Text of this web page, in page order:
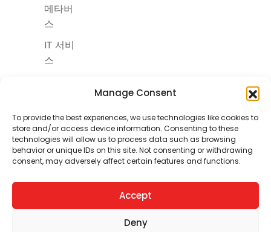
Manage Consent
To provide the best experiences, we use technologies like cookies to
store and/or access device information. Consenting to these
technologies will allow us to process data such as browsing
behavior or unique IDs on this site. Not consenting or withdrawing
consent, may adversely affect certain features and functions.
Accept
Deny
메타버
스
IT 서비
스
Copyright © itskorea, 2025
Terms and
Conditions
Privacy
Policy